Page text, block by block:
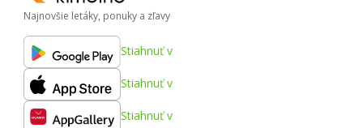
Najnovšie letáky, ponuky a zľavy
Stiahnuť v
Stiahnuť v
Stiahnuť v